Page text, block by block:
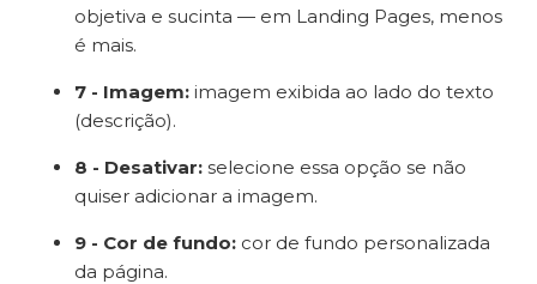
objetiva e sucinta — em Landing Pages, menos
é mais.
7 - Imagem: imagem exibida ao lado do texto
(descrição).
8 - Desativar: selecione essa opção se não
quiser adicionar a imagem.
9 - Cor de fundo: cor de fundo personalizada
da página.